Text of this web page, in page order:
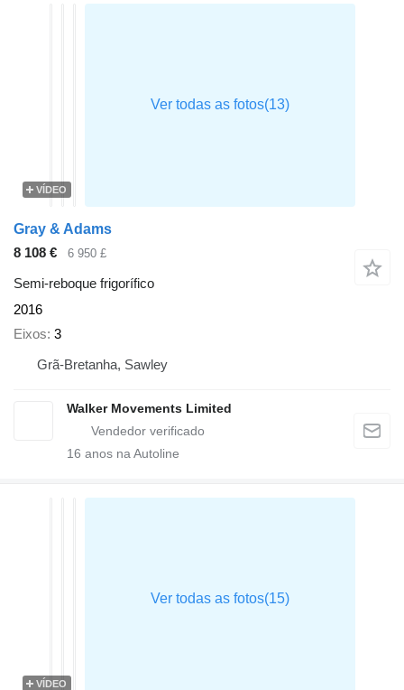
VÍDEO
Gray & Adams
8 108 €
6 950 £
Semi-reboque frigorífico
2016
Eixos 3
Grã-Bretanha, Sawley
Walker Movements Limited
16 anos na Autoline
VÍDEO